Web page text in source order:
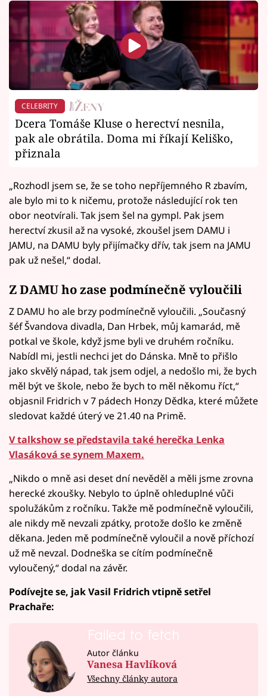
CELEBRITY
Dcera Tomáše Kluse o herectví nesnila,
pak ale obrátila. Doma mi říkají Keliško,
přiznala
„Rozhodl jsem se, že se toho nepříjemného R zbavím,
ale bylo mi to k ničemu, protože následující rok ten
obor neotvírali. Tak jsem šel na gympl. Pak jsem
herectví zkusil až na vysoké, zkoušel jsem DAMU i
JAMU, na DAMU byly přijímačky dřív, tak jsem na JAMU
pak už nešel,“ dodal.
Z DAMU ho zase podmínečně vyloučili
Z DAMU ho ale brzy podmínečně vyloučili. „Současný
šéf Švandova divadla, Dan Hrbek, můj kamarád, mě
potkal ve škole, když jsme byli ve druhém ročníku.
Nabídl mi, jestli nechci jet do Dánska. Mně to přišlo
jako skvělý nápad, tak jsem odjel, a nedošlo mi, že bych
měl být ve škole, nebo že bych to měl někomu říct,“
objasnil Fridrich v 7 pádech Honzy Dědka, které můžete
sledovat každé úterý ve 21.40 na Primě.
V talkshow se představila také herečka Lenka
Vlasáková se synem Maxem.
„Nikdo o mně asi deset dní nevěděl a měli jsme zrovna
herecké zkoušky. Nebylo to úplně ohleduplné vůči
spolužákům z ročníku. Takže mě podmínečně vyloučili,
ale nikdy mě nevzali zpátky, protože došlo ke změně
děkana. Jeden mě podmínečně vyloučil a nově příchozí
už mě nevzal. Dodneška se cítím podmínečně
vyloučený,“ dodal na závěr.
Podívejte se, jak Vasil Fridrich vtipně setřel
Prachaře:
Failed to fetch
Autor článku
Vanesa Havlíková
Všechny články autora